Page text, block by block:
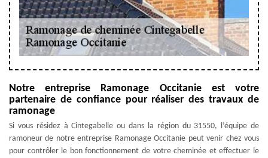
Notre entreprise Ramonage Occitanie est votre
partenaire de confiance pour réaliser des travaux de
ramonage
Si vous résidez à Cintegabelle ou dans la région du 31550, l’équipe de
ramoneur de notre entreprise Ramonage Occitanie peut venir chez vous
pour contrôler le bon fonctionnement de votre cheminée et effectuer le